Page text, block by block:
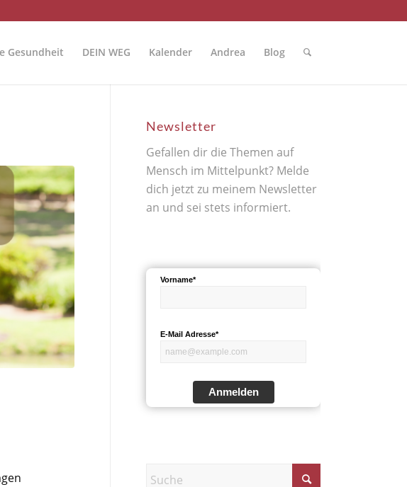
Gesundheit DEIN WEG Kalender Andrea Blog
Newsletter
Gefallen dir die Themen auf
Mensch im Mittelpunkt? Melde
dich jetzt zu meinem Newsletter
an und sei stets informiert.
Vorname*
E-Mail Adresse*
Anmelden